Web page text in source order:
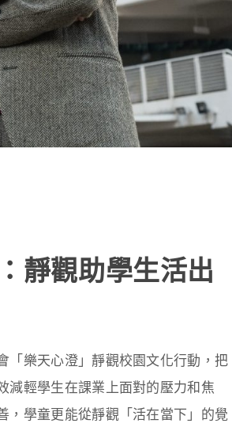
靜觀助學生活出
「樂天心澄」靜觀校園文化行動，把
減輕學生在課業上面對的壓力和焦
，學童更能從靜觀「活在當下」的覺